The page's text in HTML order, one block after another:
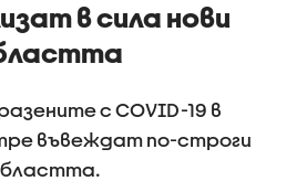
в сила нови
с COVID-19 в
въвеждат по-строги